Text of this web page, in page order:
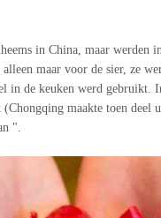
in China, maar werden
maar voor de sier, ze
in de keuken werd gebruikt.
maakte toen deel
".